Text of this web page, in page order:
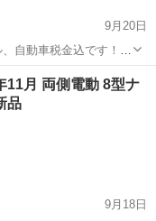
9月20日
自動車税金込です！
れば分かることやくだ
、連絡してこないでく
11月 両側電動 8型ナ
品
9月18日